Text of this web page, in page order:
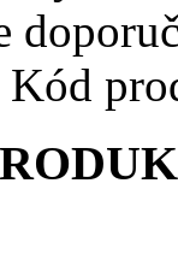
Kód